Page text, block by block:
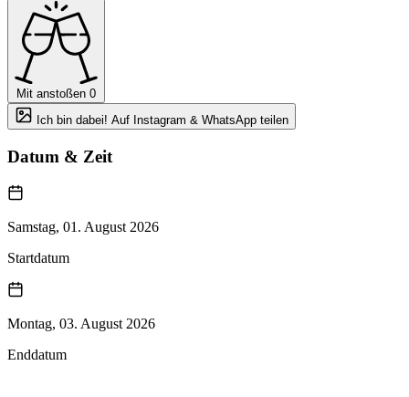
Mit anstoßen 0
Ich bin dabei! Auf Instagram & WhatsApp teilen
Datum & Zeit
Samstag, 01. August 2026
Startdatum
Montag, 03. August 2026
Enddatum